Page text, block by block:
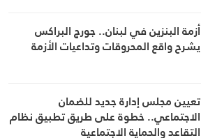
أزمة البنزين في لبنان.. جورج البراكس
يشرح واقع المحروقات وتداعيات الأزمة
تعيين مجلس إدارة جديد للضمان
الاجتماعي.. خطوة على طريق تطبيق نظام
التقاعد والحماية الاجتماعية